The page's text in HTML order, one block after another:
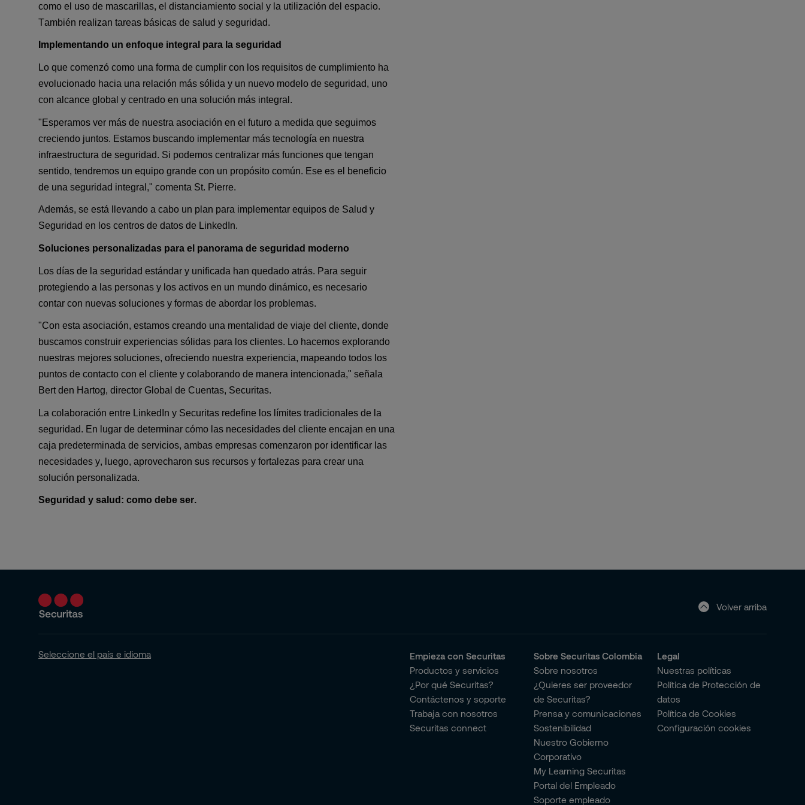
como el uso de mascarillas, el distanciamiento social y la utilización del espacio.
También realizan tareas básicas de salud y seguridad.
Implementando un enfoque integral para la seguridad
Lo que comenzó como una forma de cumplir con los requisitos de cumplimiento ha
evolucionado hacia una relación más sólida y un nuevo modelo de seguridad, uno
con alcance global y centrado en una solución más integral.
"Esperamos ver más de nuestra asociación en el futuro a medida que seguimos
creciendo juntos. Estamos buscando implementar más tecnología en nuestra
infraestructura de seguridad. Si podemos centralizar más funciones que tengan
sentido, tendremos un equipo grande con un propósito común. Ese es el beneficio
de una seguridad integral," comenta St. Pierre.
Además, se está llevando a cabo un plan para implementar equipos de Salud y
Seguridad en los centros de datos de LinkedIn.
Soluciones personalizadas para el panorama de seguridad moderno
Los días de la seguridad estándar y unificada han quedado atrás. Para seguir
protegiendo a las personas y los activos en un mundo dinámico, es necesario
contar con nuevas soluciones y formas de abordar los problemas.
"Con esta asociación, estamos creando una mentalidad de viaje del cliente, donde
buscamos construir experiencias sólidas para los clientes. Lo hacemos explorando
nuestras mejores soluciones, ofreciendo nuestra experiencia, mapeando todos los
puntos de contacto con el cliente y colaborando de manera intencionada," señala
Bert den Hartog, director Global de Cuentas, Securitas.
La colaboración entre LinkedIn y Securitas redefine los límites tradicionales de la
seguridad. En lugar de determinar cómo las necesidades del cliente encajan en una
caja predeterminada de servicios, ambas empresas comenzaron por identificar las
necesidades y, luego, aprovecharon sus recursos y fortalezas para crear una
solución personalizada.
Seguridad y salud: como debe ser.
Volver arriba
Seleccione el país e idioma
Empieza con Securitas
Productos y servicios
¿Por qué Securitas?
Contáctenos y soporte
Trabaja con nosotros
Securitas connect
Sobre Securitas Colombia
Sobre nosotros
¿Quieres ser proveedor
de Securitas?
Prensa y comunicaciones
Sostenibilidad
Nuestro Gobierno
Corporativo
My Learning Securitas
Portal del Empleado
Soporte empleado
Legal
Nuestras políticas
Política de Protección de
datos
Política de Cookies
Configuración cookies